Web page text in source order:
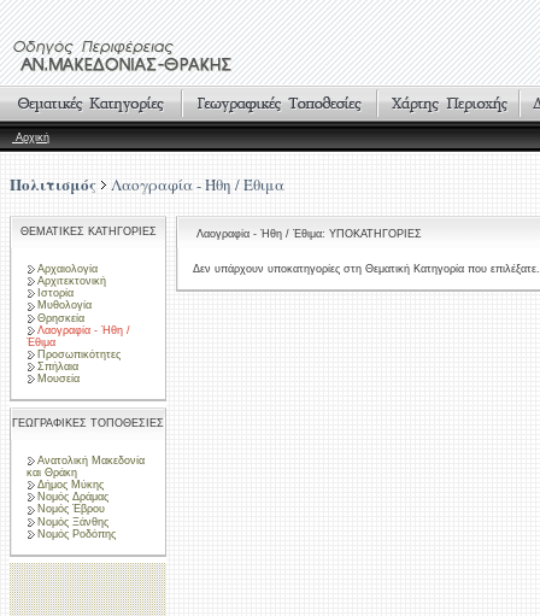
Αρχική
Πολιτισμός Λαογραφία - Ήθη / Έθιμα
ΘΕΜΑΤΙΚΕΣ ΚΑΤΗΓΟΡΙΕΣ
Αρχαιολογία
Αρχιτεκτονική
Ιστορία
Μυθολογία
Θρησκεία
Λαογραφία - Ήθη /
Έθιμα
Προσωπικότητες
Σπήλαια
Μουσεία
ΓΕΩΓΡΑΦΙΚΕΣ ΤΟΠΟΘΕΣΙΕΣ
Ανατολική Μακεδονία
και Θράκη
Δήμος Μύκης
Νομός Δράμας
Νομός Έβρου
Νομός Ξάνθης
Νομός Ροδόπης
Λαογραφία - Ήθη / Έθιμα: ΥΠΟΚΑΤΗΓΟΡΙΕΣ
Δεν υπάρχουν υποκατηγορίες στη Θεματική Κατηγορία που επιλέξατε.